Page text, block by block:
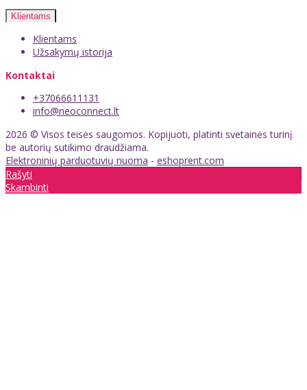
Klientams
Klientams
Užsakymų istorija
Kontaktai
+37066611131
info@neoconnect.lt
2026 © Visos teisės saugomos. Kopijuoti, platinti svetainės turinį
be autorių sutikimo draudžiama.
Elektroninių parduotuvių nuoma - eshoprent.com
Rašyti
Skambinti